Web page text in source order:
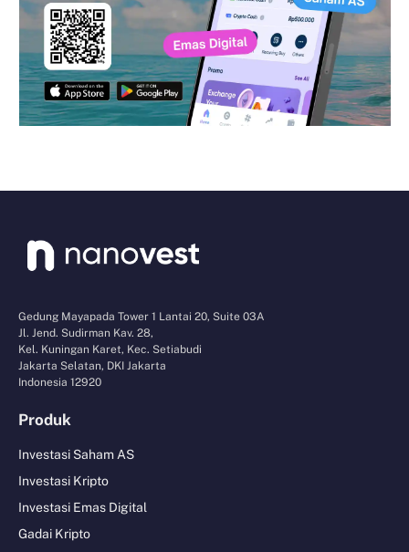
Gedung Mayapada Tower 1 Lantai 20, Suite 03A
Jl. Jend. Sudirman Kav. 28,
Kel. Kuningan Karet, Kec. Setiabudi
Jakarta Selatan, DKI Jakarta
Indonesia 12920
Produk
Investasi Saham AS
Investasi Kripto
Investasi Emas Digital
Gadai Kripto